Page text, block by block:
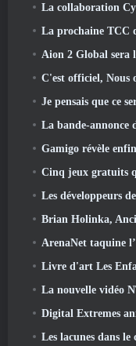
La collaboration Cyberpunk de Wuthering
La prochaine TCC d’Aniimo est
Aion 2 Global sera
C'est officiel, Nous
Je pensais que ce serait peut-être une erreur
La bande-annonce de la mise
Gamigo révèle enfin la date
Cinq jeux gratuits que
Les développeurs de Wuthering
Brian Holinka, Ancien spécialiste de la
ArenaNet taquine
Livre d'art Les
La nouvelle vidéo NTE Lore explique
Digital Extremes
Les lacunes dans le